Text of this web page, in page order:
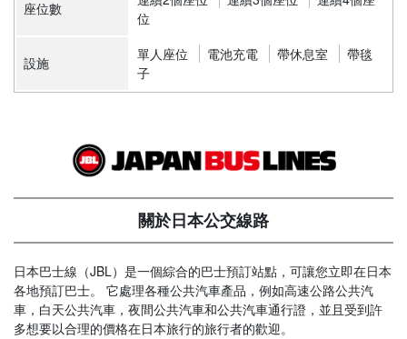
座位數
位
設施 單人座位 電池充電 帶休息室
帶毯
子
關於日本公交線路
日本巴士線（JBL）是一個綜合的巴士預訂站點，可讓您立即在日本
各地預訂巴士。 它處理各種公共汽車產品，例如高速公路公共汽
車，白天公共汽車，夜間公共汽車和公共汽車通行證，並且受到許
多想要以合理的價格在日本旅行的旅行者的歡迎。